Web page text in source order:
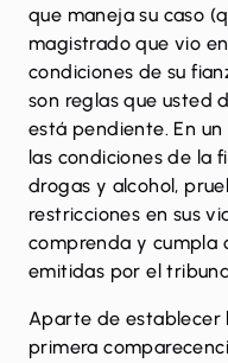
que maneja su caso
magistrado que vio
condiciones de su
son reglas que usted
está pendiente. En
las condiciones de la
drogas y alcohol,
restricciones en sus
comprenda y cumpla
emitidas por el
Aparte de establecer
primera